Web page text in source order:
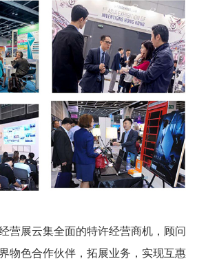
营展云集全面的特许经营商机，顾问
物色合作伙伴，拓展业务，实现互惠